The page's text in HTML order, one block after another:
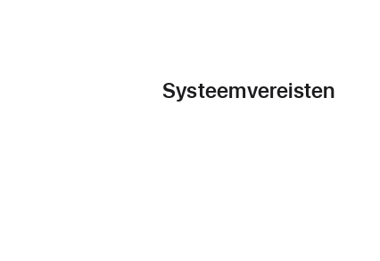
Systeemvereisten